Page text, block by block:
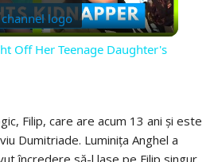
VIDEO
Off Her Teenage Daughter's
Filip, care are acum 13 ani și este
Dumitriade. Luminița Anghel a